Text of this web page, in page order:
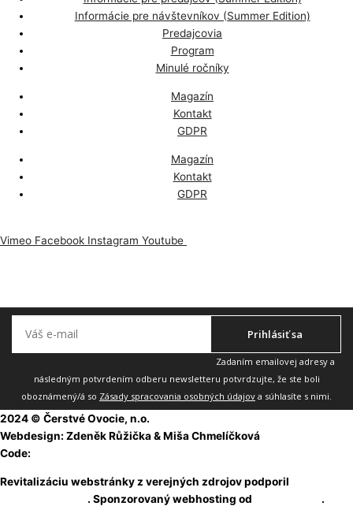
Informácie pre návštevníkov (Summer Edition)
Predajcovia
Program
Minulé ročníky
Magazín
Kontakt
GDPR
Magazín
Kontakt
GDPR
Vimeo Facebook Instagram Youtube
Prihlásiť sa
Zadaním emailovej adresy a
následným potvrdením odberu newsletteru potvrdzujte, že ste boli
oboznámený/á so Zásady spracovania osobných údajov a súhlasíte s nimi.
2024 © Čerstvé Ovocie, n.o.
Webdesign: Zdeněk Růžička & Miša Chmelíčková
Code:
Revitalizáciu webstránky z verejných zdrojov podporil
. Sponzorovaný webhosting od .